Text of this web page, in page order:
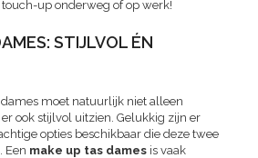
up onderweg of op werk!
STIJLVOL ÉN
moet natuurlijk niet alleen
ook stijlvol uitzien. Gelukkig zijn er
opties beschikbaar die deze twee
Een make up tas dames is vaak